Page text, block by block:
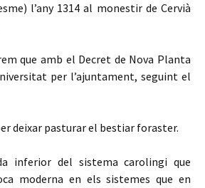
l’any 1314 al monestir de Cervià
que amb el Decret de Nova Planta
per l’ajuntament, seguint el
deixar pasturar el bestiar foraster.
inferior del sistema carolingi que
moderna en els sistemes que en